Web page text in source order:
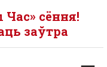
сёння!
заўтра